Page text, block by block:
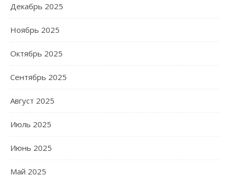
Декабрь 2025
Ноябрь 2025
Октябрь 2025
Сентябрь 2025
Август 2025
Июль 2025
Июнь 2025
Май 2025